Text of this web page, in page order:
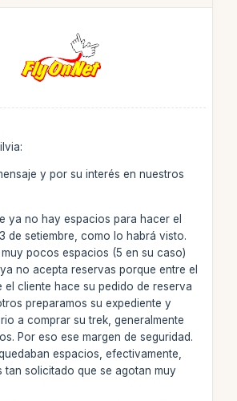
y por su interés en nuestros
ya no hay espacios para hacer el
de setiembre, como lo habrá visto.
pocos espacios (5 en su caso)
no acepta reservas porque entre el
el cliente hace su pedido de reserva
preparamos su expediente y
a comprar su trek, generalmente
Por eso ese margen de seguridad.
espacios, efectivamente,
tan solicitado que se agotan muy